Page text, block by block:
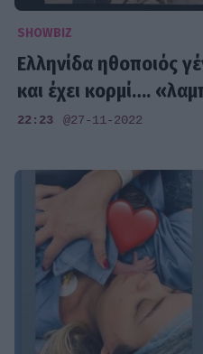
SHOWBIZ
Ελληνίδα ηθοποιός
και έχει κορμί….
22:23 @27-11-2022